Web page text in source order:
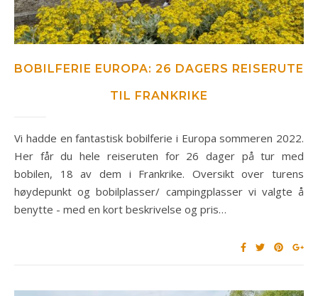
BOBILFERIE EUROPA: 26 DAGERS REISERUTE
TIL FRANKRIKE
Vi hadde en fantastisk bobilferie i Europa sommeren 2022.
Her får du hele reiseruten for 26 dager på tur med
bobilen, 18 av dem i Frankrike. Oversikt over turens
høydepunkt og bobilplasser/ campingplasser vi valgte å
benytte - med en kort beskrivelse og pris…